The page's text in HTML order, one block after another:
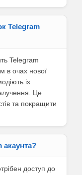
Telegram
Telegram
в очах нової
із
Це
та покращити
акаунта?
доступ до